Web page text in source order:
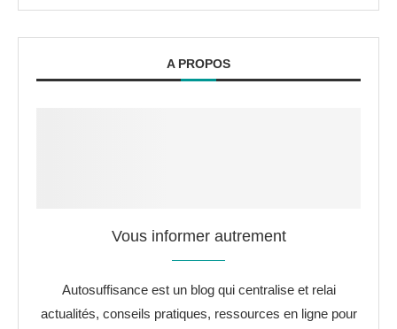
A PROPOS
Vous informer autrement
Autosuffisance est un blog qui centralise et relai
actualités, conseils pratiques, ressources en ligne pour